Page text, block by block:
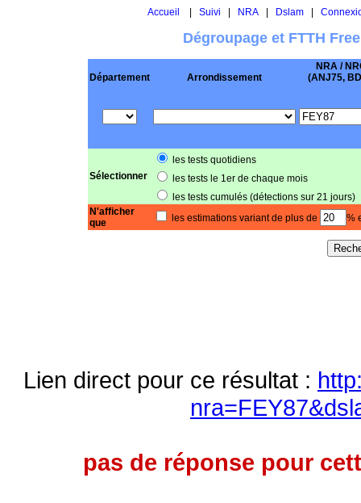
Accueil Suivi NRA| Dslam|
Dégroupage et FTTH
Département Arrondissement
NRA /
(ANJ75,
Sélectionner
les tests quotidiens
les tests le 1er de chaque mois
les tests cumulés (détections sur 21 jours)
N'afficher
que
les estimations variant de plus de %
Lien direct pour ce résultat :
pas de réponse pour